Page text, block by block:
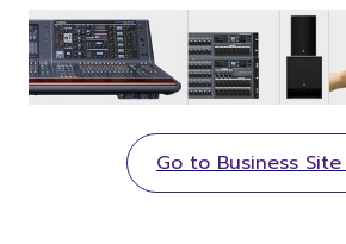
Go to Business Site